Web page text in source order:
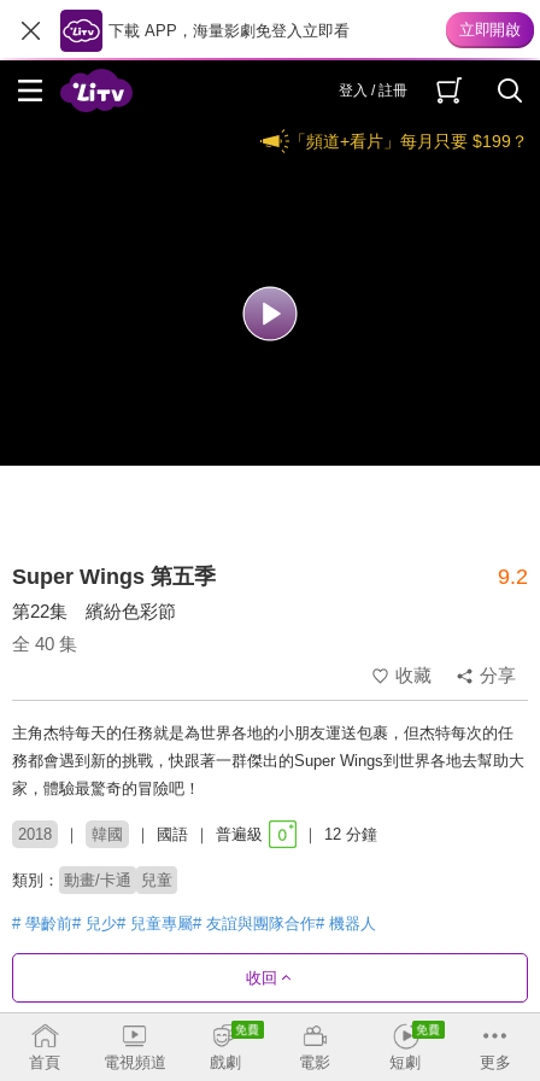
下載 APP，海量影劇免登入立即看
登入 / 註冊
「頻道+看片」每月只要 $199？
Super Wings 第五季 9.2
第22集 繽紛色彩節
全 40 集
收藏
分享
主角杰特每天的任務就是為世界各地的小朋友運送包裹，但杰特每次的任
務都會遇到新的挑戰，快跟著一群傑出的Super Wings到世界各地去幫助大
家，體驗最驚奇的冒險吧！
2018 韓國 國語 普遍級 12 分鐘
類別： 動畫/卡通 兒童
# 學齡前# 兒少# 兒童專屬# 友誼與團隊合作# 機器人
收回
劇集列表 收合
首頁 電視頻道 戲劇 電影 短劇 更多